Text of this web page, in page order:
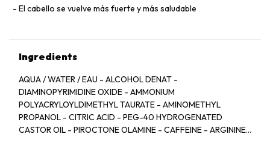
El cabello se vuelve más fuerte y más saludable
Ingredients
AQUA / WATER / EAU - ALCOHOL DENAT -
DIAMINOPYRIMIDINE OXIDE - AMMONIUM
POLYACRYLOYLDIMETHYL TAURATE - AMINOMETHYL
PROPANOL - CITRIC ACID - PEG-40 HYDROGENATED
CASTOR OIL - PIROCTONE OLAMINE - CAFFEINE - ARGININE